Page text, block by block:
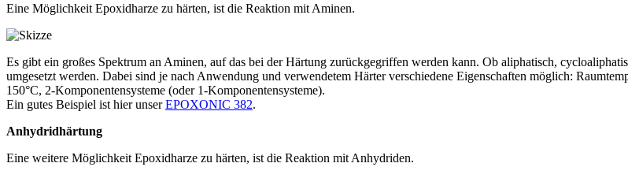
Eine Möglichkeit Epoxidharze zu härten, ist die Reaktion mit Aminen.
Es gibt ein großes Spektrum an Aminen, auf das bei der Härtung zurückgegriffen werden kann. Ob aliphatisch,
umgesetzt werden. Dabei sind je nach Anwendung und verwendetem Härter verschiedene Eigenschaften möglich:
150°C, 2-Komponentensysteme (oder 1-Komponentensysteme).
Ein gutes Beispiel ist hier unserEPOXONIC 382.
Anhydridhärtung
Eine weitere Möglichkeit Epoxidharze zu härten, ist die Reaktion mit Anhydriden.